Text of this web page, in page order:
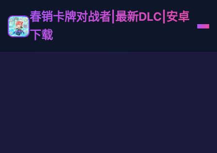
春销卡牌对战者|最新DLC|安卓
下载